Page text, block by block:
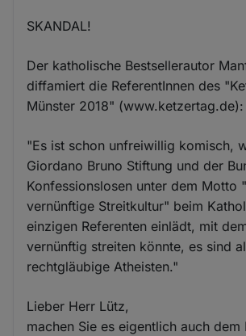
SKANDAL!
Der katholische Bestsellerautor
diffamiert die ReferentInnen des
Münster 2018" (www.ketzertag.de):
"Es ist schon unfreiwillig komisch,
Giordano Bruno Stiftung und der
Konfessionslosen unter dem Motto
vernünftige Streitkultur" beim
einzigen Referenten einlädt, mit
vernünftig streiten könnte, es sind
rechtgläubige Atheisten."
Lieber Herr Lütz,
machen Sie es eigentlich auch dem